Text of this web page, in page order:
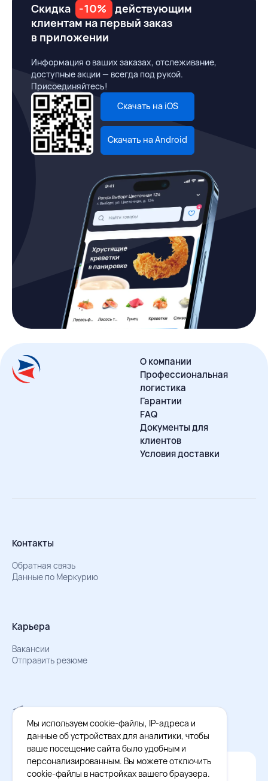
Скидка -10%
действующим
клиентам на первый заказ
в приложении
Информация о ваших заказах, отслеживание,
доступные акции — всегда под рукой.
Присоединяйтесь!
Скачать на iOS
Скачать на Android
О компании
Профессиональная
логистика
Гарантии
FAQ
Документы для
клиентов
Условия доставки
Контакты
Обратная связь
Данные по Меркурию
Карьера
Вакансии
Отправить резюме
Мы в Телеграм
Документы об обработке персональных данных
Охрана труда – результаты СОУТ
Официальное приложение Восток - Запад
Мы используем cookie-файлы, IP-адреса и
данные об устройствах для аналитики, чтобы
ваше посещение сайта было удобным и
персонализированным. Вы можете отключить
cookie-файлы в настройках вашего браузера.